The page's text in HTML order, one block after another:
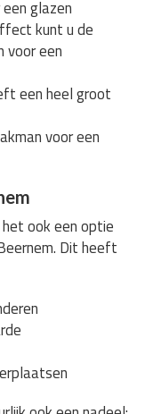
glazen
kunt u de
voor een
een heel groot
voor een
ook een optie
Dit heeft